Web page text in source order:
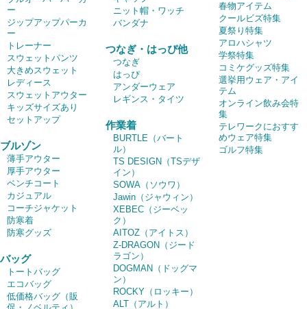
ー
ジップアップパーカ
ー
トレーナー
スウェットパンツ
大きめスウェット
レディース
スウェットアウター
キッズサイズあり
セットアップ
ブルゾン
薄手アウター
厚手アウター
ベンチコート
カジュアル
コーチジャケット
防寒着
防寒グッズ
バッグ
トートバッグ
エコバッグ
低価格バッグ（販
ニット帽・ワッチ
バンダナ
つなぎ・はっぴ他
つなぎ
はっぴ
アンダーウェア
レギンス・タイツ
作業着
BURTLE（バート
ル）
TS DESIGN（TSデザ
イン）
SOWA（ソウワ）
Jawin（ジャウィン）
XEBEC（ジーベッ
ク）
AITOZ（アイトス）
Z-DRAGON（ジード
ラゴン）
DOGMAN（ドッグマ
ン）
ROCKY（ロッキー）
ALT（アルト）
春物アイテム
クールビズ特集
夏祭り特集
アロハシャツ
学祭特集
コミケグッズ特集
選挙用ウェア・アイ
テム
オンライン飲み会特
集
テレワークにおすす
めウェア特集
ゴルフ特集